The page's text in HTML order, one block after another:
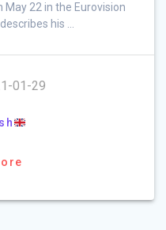
22 in the Eurovision
his …
01-29